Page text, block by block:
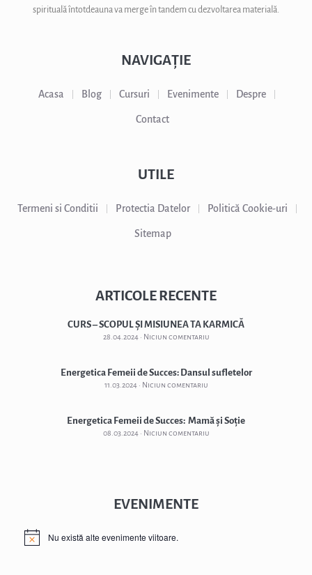
spirituală întotdeauna va merge în tandem cu dezvoltarea materială.
NAVIGAȚIE
Acasa Blog Cursuri Evenimente Despre
Contact
UTILE
Termeni si Conditii Protectia Datelor Politică Cookie-uri
Sitemap
EVENIMENTE
Nu există alte evenimente viitoare.
ARTICOLE RECENTE
CURS – SCOPUL ȘI MISIUNEA TA KARMICĂ
28.04.2024 Niciun comentariu
Energetica Femeii de Succes: Dansul sufletelor
11.03.2024 Niciun comentariu
Energetica Femeii de Succes: Mamă și Soție
08.03.2024 Niciun comentariu